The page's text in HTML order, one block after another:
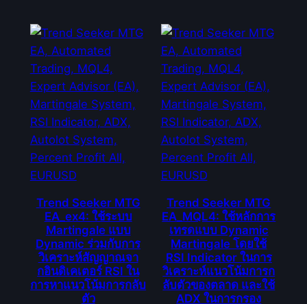
Trend Seeker MTG
EA_ex4: ใช้ระบบ
Martingale แบบ
Dynamic ร่วมกับการ
วิเคราะห์สัญญาณจา
กอินดิเคเตอร์ RSI ใน
การหาแนวโน้มการกลับ
ตัว
Trend Seeker MTG
EA_MQL4: ใช้หลักการ
เทรดแบบ Dynamic
Martingale โดยใช้
RSI Indicator ในการ
วิเคราะห์แนวโน้มการก
ลับตัวของตลาด และใช้
ADX ในการกรอง